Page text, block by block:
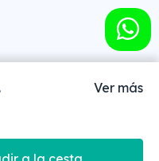
Ver más
HIGIENE S.L. (CIF: B-